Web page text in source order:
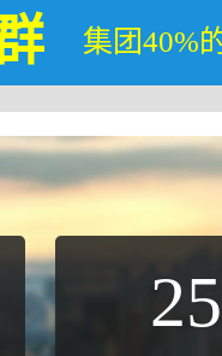
集团40%
25